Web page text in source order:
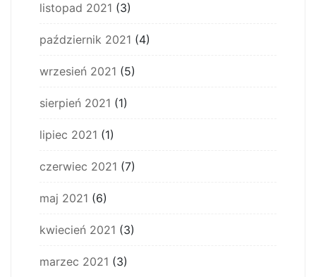
listopad 2021 (3)
październik 2021 (4)
wrzesień 2021 (5)
sierpień 2021 (1)
lipiec 2021 (1)
czerwiec 2021 (7)
maj 2021 (6)
kwiecień 2021 (3)
marzec 2021 (3)